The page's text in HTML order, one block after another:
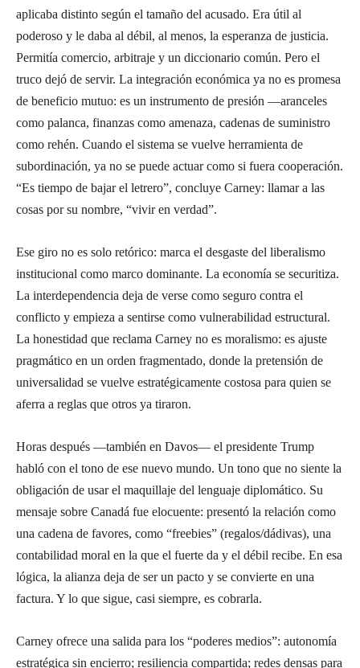
aplicaba distinto según el tamaño del acusado. Era útil al
poderoso y le daba al débil, al menos, la esperanza de justicia.
Permitía comercio, arbitraje y un diccionario común. Pero el
truco dejó de servir. La integración económica ya no es promesa
de beneficio mutuo: es un instrumento de presión —aranceles
como palanca, finanzas como amenaza, cadenas de suministro
como rehén. Cuando el sistema se vuelve herramienta de
subordinación, ya no se puede actuar como si fuera cooperación.
“Es tiempo de bajar el letrero”, concluye Carney: llamar a las
cosas por su nombre, “vivir en verdad”.
Ese giro no es solo retórico: marca el desgaste del liberalismo
institucional como marco dominante. La economía se securitiza.
La interdependencia deja de verse como seguro contra el
conflicto y empieza a sentirse como vulnerabilidad estructural.
La honestidad que reclama Carney no es moralismo: es ajuste
pragmático en un orden fragmentado, donde la pretensión de
universalidad se vuelve estratégicamente costosa para quien se
aferra a reglas que otros ya tiraron.
Horas después —también en Davos— el presidente Trump
habló con el tono de ese nuevo mundo. Un tono que no siente la
obligación de usar el maquillaje del lenguaje diplomático. Su
mensaje sobre Canadá fue elocuente: presentó la relación como
una cadena de favores, como “freebies” (regalos/dádivas), una
contabilidad moral en la que el fuerte da y el débil recibe. En esa
lógica, la alianza deja de ser un pacto y se convierte en una
factura. Y lo que sigue, casi siempre, es cobrarla.
Carney ofrece una salida para los “poderes medios”: autonomía
estratégica sin encierro; resiliencia compartida; redes densas para